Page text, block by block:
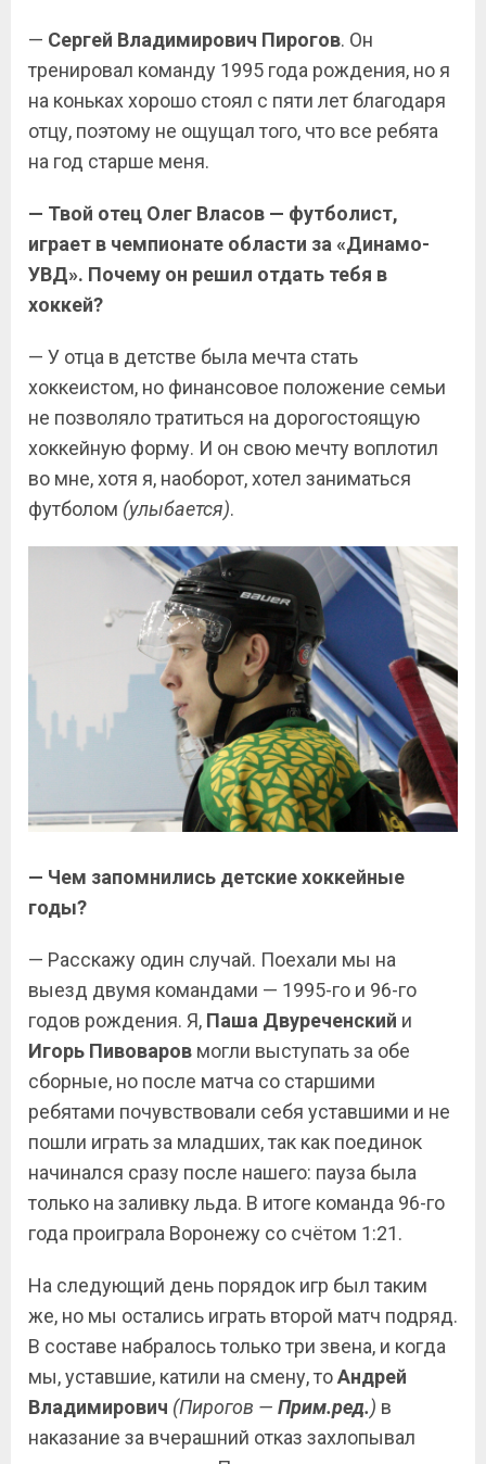
— Сергей Владимирович Пирогов. Он
тренировал команду 1995 года рождения, но я
на коньках хорошо стоял с пяти лет благодаря
отцу, поэтому не ощущал того, что все ребята
на год старше меня.
— Твой отец Олег Власов — футболист,
играет в чемпионате области за «Динамо-
УВД». Почему он решил отдать тебя в
хоккей?
— У отца в детстве была мечта стать
хоккеистом, но финансовое положение семьи
не позволяло тратиться на дорогостоящую
хоккейную форму. И он свою мечту воплотил
во мне, хотя я, наоборот, хотел заниматься
футболом (улыбается).
— Чем запомнились детские хоккейные
годы?
— Расскажу один случай. Поехали мы на
выезд двумя командами — 1995-го и 96-го
годов рождения. Я, Паша Двуреченский и
Игорь Пивоваров могли выступать за обе
сборные, но после матча со старшими
ребятами почувствовали себя уставшими и не
пошли играть за младших, так как поединок
начинался сразу после нашего: пауза была
только на заливку льда. В итоге команда 96-го
года проиграла Воронежу со счётом 1:21.
На следующий день порядок игр был таким
же, но мы остались играть второй матч подряд.
В составе набралось только три звена, и когда
мы, уставшие, катили на смену, тоАндрей
Владимирович (Пирогов — Прим.ред.) в
наказание за вчерашний отказ захлопывал